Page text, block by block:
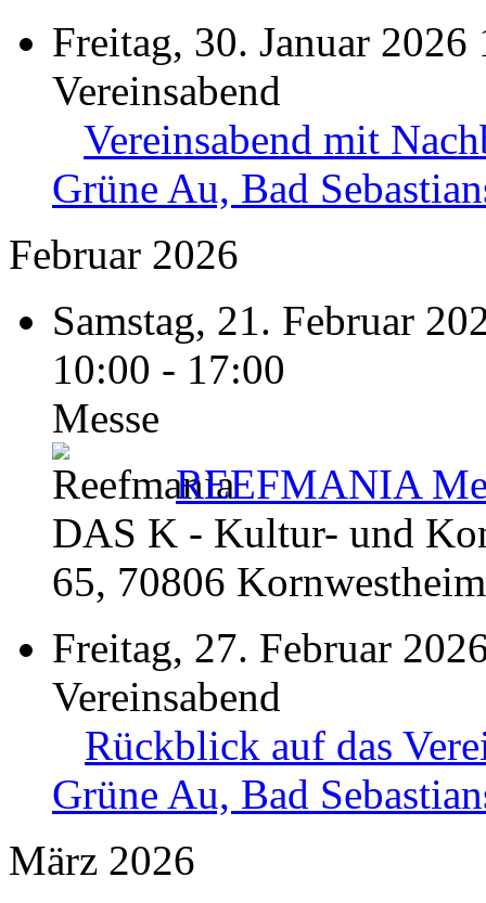
Freitag, 30. Januar 2026
Vereinsabend
Vereinsabend mit
Grüne Au, Bad
Februar 2026
Samstag, 21. Februar
10:00 - 17:00
Messe
REEFMANIA
DAS K - Kultur- und
65, 70806 Kornwestheim
Freitag, 27. Februar
Vereinsabend
Rückblick auf das
Grüne Au, Bad
März 2026